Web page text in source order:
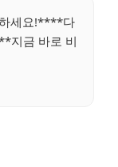
세요!****다
지금 바로 비